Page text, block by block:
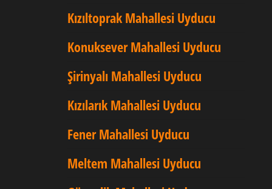
Kızıltoprak Mahallesi Uyducu
Konuksever Mahallesi Uyducu
Şirinyalı Mahallesi Uyducu
Kızılarık Mahallesi Uyducu
Fener Mahallesi Uyducu
Meltem Mahallesi Uyducu